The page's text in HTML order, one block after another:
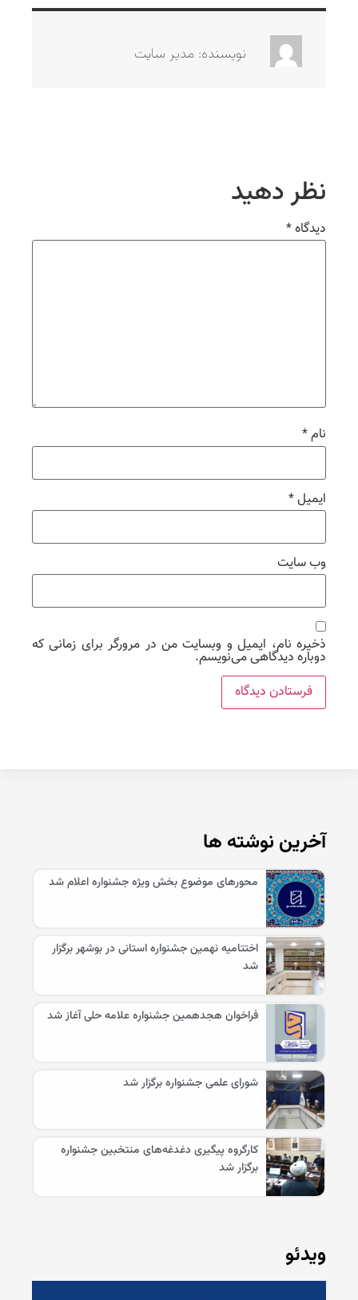
نویسنده: مدیر سایت
نظر دهید
دیدگاه*
نام*
ایمیل*
وب‌ سایت
ذخیره نام، ایمیل و وبسایت من در مرورگر برای زمانی که
دوباره دیدگاهی می‌نویسم.
آخرین نوشته ها
محورهای موضوع بخش ویژه جشنواره اعلام شد
اختتامیه نهمین جشنواره استانی در بوشهر برگزار
شد
فراخوان هجدهمین جشنواره علامه حلی آغاز شد
شورای علمی جشنواره برگزار شد
کارگروه پیگیری دغدغه‌های منتخبین جشنواره
برگزار شد
ویدئو